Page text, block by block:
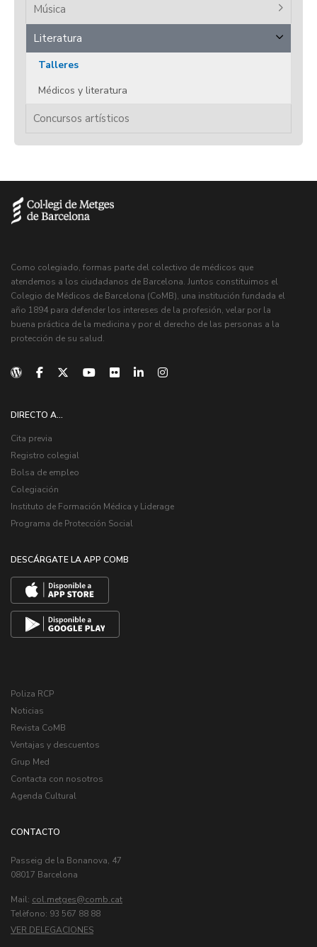
Música
Literatura
Talleres
Médicos y literatura
Concursos artísticos
Como colegiado, formas parte del colectivo de médicos que
atendemos a los ciudadanos de Barcelona. Juntos constituimos el
Colegio de Médicos de Barcelona (CoMB), una institución fundada el
año 1894 para defender los intereses de la profesión, velar por la
buena práctica de la medicina y por el derecho de las personas a la
protección de su salud.
DIRECTO A...
Cita previa
Registro colegial
Bolsa de empleo
Colegiación
Instituto de Formación Médica y Liderage
Programa de Protección Social
DESCÁRGATE LA APP COMB
Poliza RCP
Noticias
Revista CoMB
Ventajas y descuentos
Grup Med
Contacta con nosotros
Agenda Cultural
CONTACTO
Passeig de la Bonanova, 47
08017 Barcelona
Mail: col.metges
Telèfono: 93 567 88 88
VER DELEGACIONES